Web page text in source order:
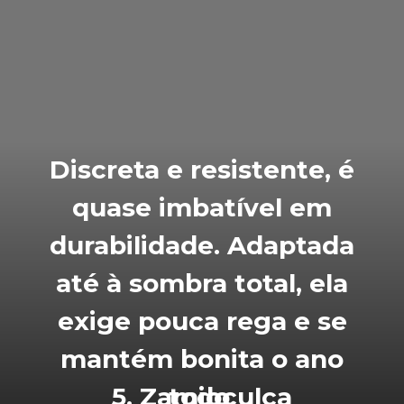
Discreta e resistente, é
quase imbatível em
durabilidade. Adaptada
até à sombra total, ela
exige pouca rega e se
mantém bonita o ano
todo.
5. Zamioculca